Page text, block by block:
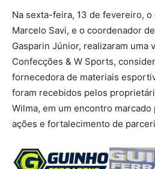
Na sexta-feira, 13 de fevereiro,
Marcelo Savi, e o coordenador
Gasparin Júnior, realizaram uma
Confecções & W Sports,
fornecedora de materiais
foram recebidos pelos
Wilma, em um encontro
ações e fortalecimento de